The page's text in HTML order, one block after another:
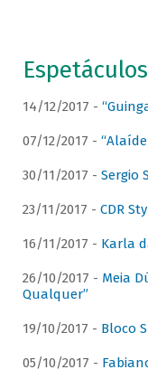
14/12/2017 -
07/12/2017 -
30/11/2017 - Sergio
23/11/2017 - CDR
16/11/2017 - Karla
26/10/2017 - Meia
Qualquer”
19/10/2017 - Bloco
05/10/2017 -